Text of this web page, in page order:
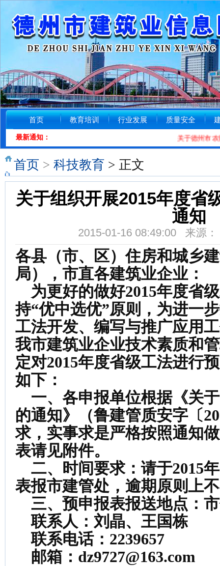
首页 教育培训 行业发展 质量安全
最新通知： 关于德州市农
首页 > 科技教育 > 正文
关于组织开展2015年度省
通知
2015-01-16 08:49:00 来源
各县（市、区）住房和城乡
局），市直各建筑业企业：
为更好的做好2015年度省
持“优中选优”原则，为进一
工法开发、编写与推广应用
我市建筑业企业技术素质和
定对2015年度省级工法进行
如下：
一、各申报单位根据《关
的通知》（鲁建管质安字〔
求，实事求是严格按照通知
表请见附件。
二、时间要求：请于2015年
表报市建管处，逾期原则上
三、预申报表报送地点：
联系人：刘晶、王国栋
联系电话： 2239657
邮箱： dz9727@163.com